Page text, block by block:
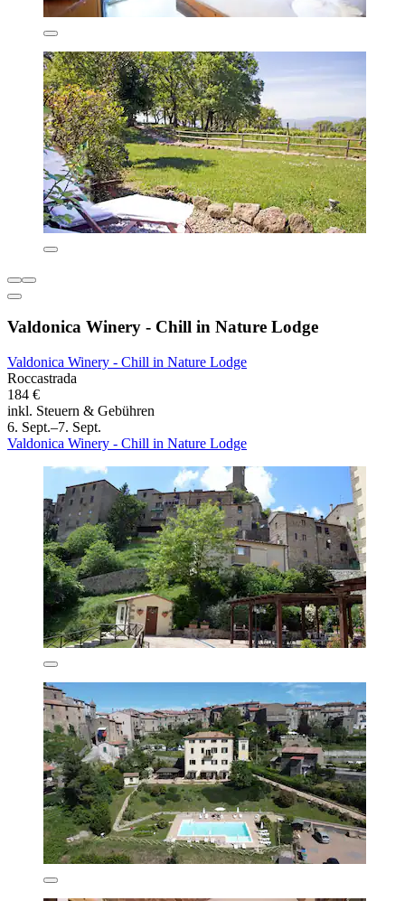
Valdonica Winery - Chill in Nature Lodge
Valdonica Winery - Chill in Nature Lodge
Roccastrada
184 €
inkl. Steuern & Gebühren
6. Sept.–7. Sept.
Valdonica Winery - Chill in Nature Lodge